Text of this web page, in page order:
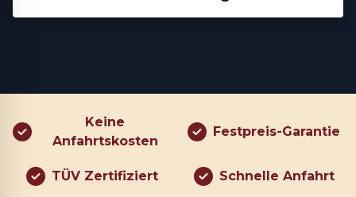
Keine
Anfahrtskosten
Festpreis-Garantie
TÜV Zertifiziert Schnelle Anfahrt